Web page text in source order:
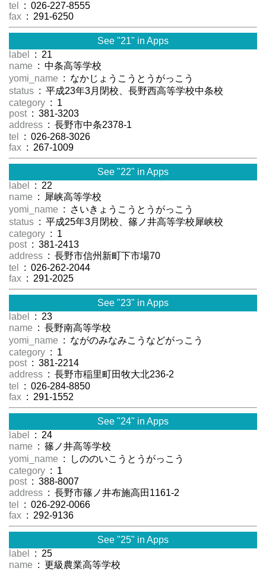
tel
: 026-227-8555
fax : 291-6250
See "21" in Apps
label
: 21
name : 中条高等学校
yomi_name : なかじょうこうとうがっこう
status : 平成23年3月閉校、長野西高等学校中条校
category : 1
post : 381-3203
address : 長野市中条2378-1
tel
: 026-268-3026
fax : 267-1009
See "22" in Apps
label
: 22
name : 犀峡高等学校
yomi_name : さいきょうこうとうがっこう
status : 平成25年3月閉校、篠ノ井高等学校犀峡校
category : 1
post : 381-2413
address : 長野市信州新町下市場70
tel
: 026-262-2044
fax : 291-2025
See "23" in Apps
label
: 23
name : 長野南高等学校
yomi_name : ながのみなみこうなどがっこう
category : 1
post : 381-2214
address : 長野市稲里町田牧大北236-2
tel
: 026-284-8850
fax : 291-1552
See "24" in Apps
label
: 24
name : 篠ノ井高等学校
yomi_name : しののいこうとうがっこう
category : 1
post : 388-8007
address : 長野市篠ノ井布施高田1161-2
tel
: 026-292-0066
fax : 292-9136
See "25" in Apps
label
: 25
name : 更級農業高等学校